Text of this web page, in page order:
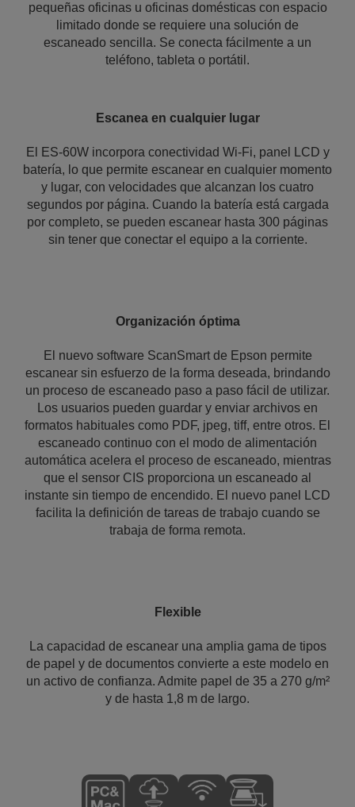
pequeñas oficinas u oficinas domésticas con espacio
limitado donde se requiere una solución de
escaneado sencilla. Se conecta fácilmente a un
teléfono, tableta o portátil.
Escanea en cualquier lugar
El ES-60W incorpora conectividad Wi-Fi, panel LCD y
batería, lo que permite escanear en cualquier momento
y lugar, con velocidades que alcanzan los cuatro
segundos por página. Cuando la batería está cargada
por completo, se pueden escanear hasta 300 páginas
sin tener que conectar el equipo a la corriente.
Organización óptima
El nuevo software ScanSmart de Epson permite
escanear sin esfuerzo de la forma deseada, brindando
un proceso de escaneado paso a paso fácil de utilizar.
Los usuarios pueden guardar y enviar archivos en
formatos habituales como PDF, jpeg, tiff, entre otros. El
escaneado continuo con el modo de alimentación
automática acelera el proceso de escaneado, mientras
que el sensor CIS proporciona un escaneado al
instante sin tiempo de encendido. El nuevo panel LCD
facilita la definición de tareas de trabajo cuando se
trabaja de forma remota.
Flexible
La capacidad de escanear una amplia gama de tipos
de papel y de documentos convierte a este modelo en
un activo de confianza. Admite papel de 35 a 270 g/m²
y de hasta 1,8 m de largo.